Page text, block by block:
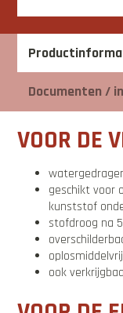
Documenten /
VOOR DE
geschikt voor
kunststof
stofdroog na
oplosmiddelvrij
ook